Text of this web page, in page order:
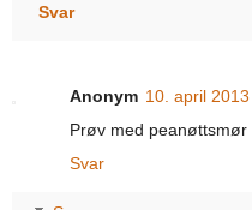
Svar
Anonym 10. april
Prøv med peanøttsmør
Svar